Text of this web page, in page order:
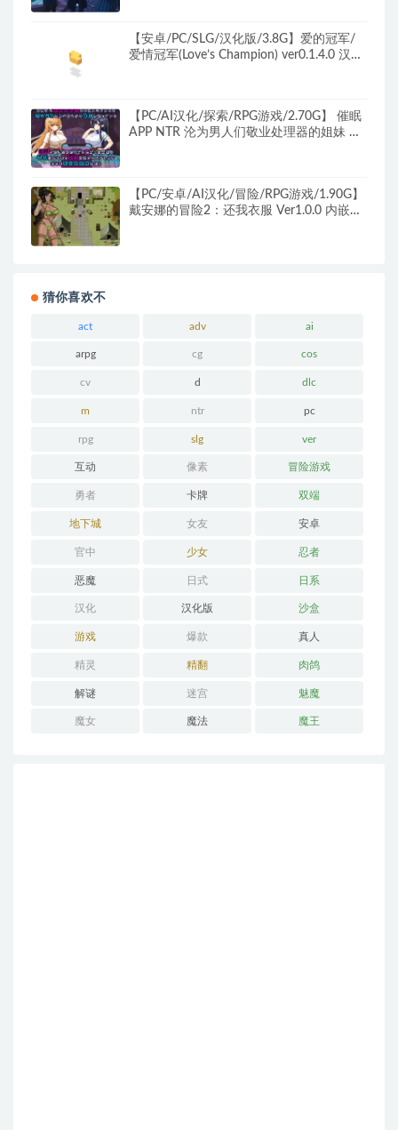
【安卓/PC/SLG/汉化版/3.8G】爱的冠军/
爱情冠军(Love’s Champion) ver0.1.4.0 汉化
【PC/AI汉化/探索/RPG游戏/2.70G】 催眠
APP NTR 沦为男人们敬业处理器的姐妹 心
【PC/安卓/AI汉化/冒险/RPG游戏/1.90G】
戴安娜的冒险2：还我衣服 Ver1.0.0 内嵌AI
猜你喜欢不
act adv ai
arpg cg cos
cv d dlc
m ntr pc
rpg slg ver
互动 像素 冒险游戏
勇者 卡牌 双端
地下城 女友 安卓
官中 少女 忍者
恶魔 日式 日系
汉化 汉化版 沙盒
游戏 爆款 真人
精灵 精翻 肉鸽
解谜 迷宫 魅魔
魔女 魔法 魔王